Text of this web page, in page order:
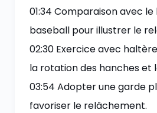
01:34 Comparaison avec
baseball pour illustrer le
02:30 Exercice avec
la rotation des hanches et
03:54 Adopter une garde
favoriser le relâchement.